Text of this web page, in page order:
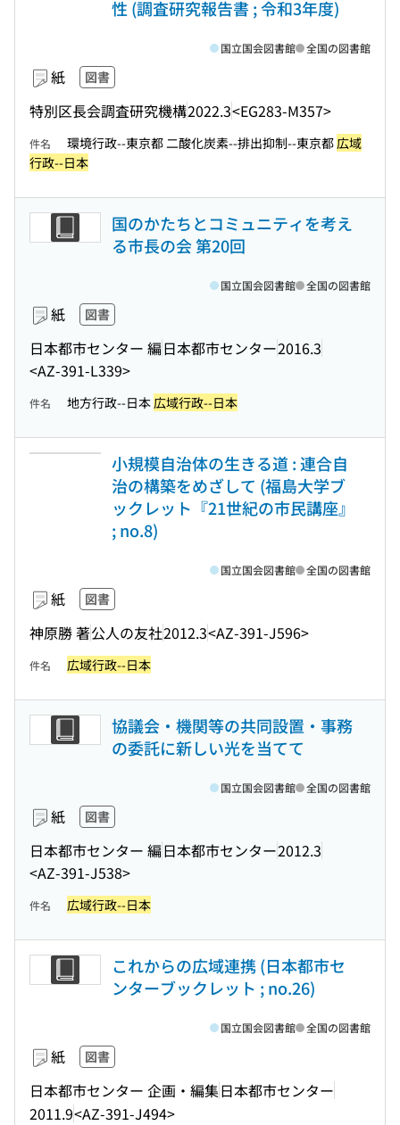
性 (調査研究報告書 ; 令和3年度)
紙 図書
特別区長会調査研究機構2022.3<EG283-M357>
国立国会図書館 全国の図書館
件名 環境行政--東京都 二酸化炭素--排出抑制--東京都広域
行政--日本
国のかたちとコミュニティを考え
る市長の会 第20回
紙 図書
日本都市センター 編日本都市センター2016.3
<AZ-391-L339>
国立国会図書館 全国の図書館
件名 地方行政--日本広域行政--日本
小規模自治体の生きる道 : 連合自
治の構築をめざして (福島大学ブ
ックレット『21世紀の市民講座』
; no.8)
紙 図書
神原勝 著公人の友社2012.3<AZ-391-J596>
国立国会図書館 全国の図書館
件名 広域行政--日本
協議会・機関等の共同設置・事務
の委託に新しい光を当てて
紙 図書
日本都市センター 編日本都市センター2012.3
<AZ-391-J538>
国立国会図書館 全国の図書館
件名 広域行政--日本
これからの広域連携 (日本都市セ
ンターブックレット ; no.26)
紙 図書
日本都市センター 企画・編集日本都市センター
2011.9<AZ-391-J494>
国立国会図書館 全国の図書館